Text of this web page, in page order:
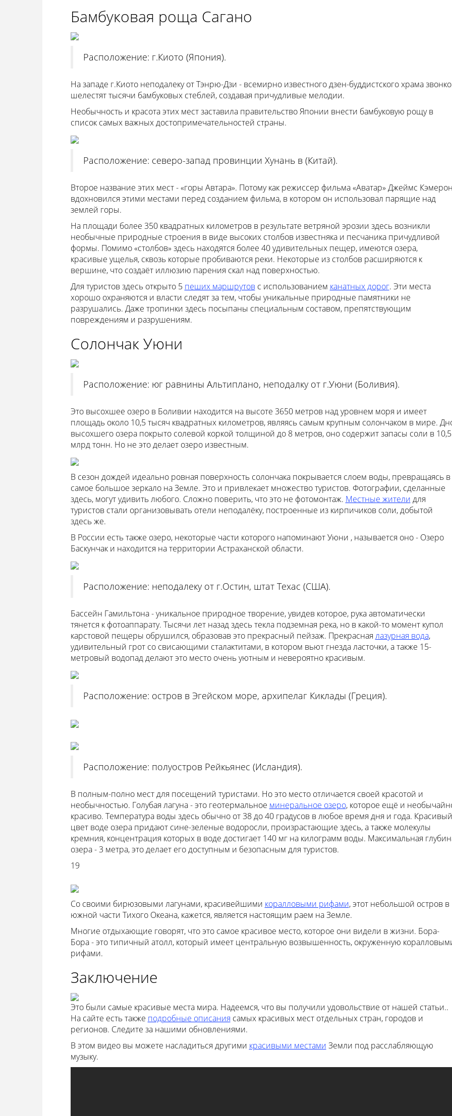
Бамбуковая роща Сагано
Расположение: г.Киото (Япония).
На западе г.Киото неподалеку от Тэнрю-Дзи - всемирно известного дзен-буддистского храма звонко
шелестят тысячи бамбуковых стеблей, создавая причудливые мелодии.
Необычность и красота этих мест заставила правительство Японии внести бамбуковую рощу в
список самых важных достопримечательностей страны.
Расположение: северо-запад провинции Хунань в (Китай).
Второе название этих мест - «горы Автара». Потому как режиссер фильма «Аватар» Джеймс
вдохновился этими местами перед созданием фильма, в котором он использовал парящие над
землей горы.
На площади более 350 квадратных километров в результате ветряной эрозии здесь возникли
необычные природные строения в виде высоких столбов известняка и песчаника причудливой
формы. Помимо «столбов» здесь находятся более 40 удивительных пещер, имеются озера,
красивые ущелья, сквозь которые пробиваются реки. Некоторые из столбов расширяются к
вершине, что создаёт иллюзию парения скал над поверхностью.
Для туристов здесь открыто 5 пеших маршрутовс использованием канатных дорог. Эти места
хорошо охраняются и власти следят за тем, чтобы уникальные природные памятники не
разрушались. Даже тропинки здесь посыпаны специальным составом, препятствующим
повреждениям и разрушениям.
Солончак Уюни
Расположение: юг равнины Альтиплано, неподалку от г.Уюни (Боливия).
Это высохшее озеро в Боливии находится на высоте 3650 метров над уровнем моря и имеет
площадь около 10,5 тысяч квадратных километров, являясь самым крупным солончаком в мире.
высохшего озера покрыто солевой коркой толщиной до 8 метров, оно содержит запасы соли в 10,5
млрд тонн. Но не это делает озеро известным.
В сезон дождей идеально ровная поверхность солончака покрывается слоем воды, превращаясь в
самое большое зеркало на Земле. Это и привлекает множество туристов. Фотографии, сделанные
здесь, могут удивить любого. Сложно поверить, что это не фотомонтаж. Местные жители для
туристов стали организовывать отели неподалёку, построенные из кирпичиков соли, добытой
здесь же.
В России есть также озеро, некоторые части которого напоминают Уюни , называется оно - Озеро
Баскунчак и находится на территории Астраханской области.
Расположение: неподалеку от г.Остин, штат Техас (США).
Бассейн Гамильтона - уникальное природное творение, увидев которое, рука автоматически
тянется к фотоаппарату. Тысячи лет назад здесь текла подземная река, но в какой-то момент купол
карстовой пещеры обрушился, образовав это прекрасный пейзаж. Прекрасная лазурная вода,
удивительный грот со свисающими сталактитами, в котором вьют гнезда ласточки, а также 15-
метровый водопад делают это место очень уютным и невероятно красивым.
Расположение: остров в Эгейском море, архипелаг Киклады (Греция).
Расположение: полуостров Рейкьянес (Исландия).
В полным-полно мест для посещений туристами. Но это место отличается своей красотой и
необычностью. Голубая лагуна - это геотермальное минеральное озеро, которое ещё и
красиво. Температура воды здесь обычно от 38 до 40 градусов в любое время дня и года. Красивый
цвет воде озера придают сине-зеленые водоросли, произрастающие здесь, а также молекулы
кремния, концентрация которых в воде достигает 140 мг на килограмм воды. Максимальная
озера - 3 метра, это делает его доступным и безопасным для туристов.
19
Со своими бирюзовыми лагунами, красивейшими коралловыми рифами, этот небольшой остров в
южной части Тихого Океана, кажется, является настоящим раем на Земле.
Многие отдыхающие говорят, что это самое красивое место, которое они видели в жизни. Бора-
Бора - это типичный атолл, который имеет центральную возвышенность, окруженную
рифами.
Заключение
Это были самые красивые места мира. Надеемся, что вы получили удовольствие от нашей статьи..
На сайте есть также подробные описания самых красивых мест отдельных стран, городов и
регионов. Следите за нашими обновлениями.
В этом видео вы можете насладиться другими красивыми местами Земли под расслабляющую
музыку.